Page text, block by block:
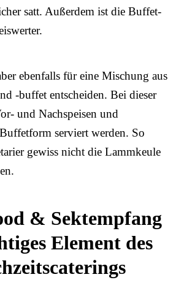
satt. Außerdem ist die Buffet-
ebenfalls für eine Mischung aus
-buffet entscheiden. Bei dieser
und Nachspeisen und
serviert werden. So
gewiss nicht die Lammkeule
& Sektempfang
Element des